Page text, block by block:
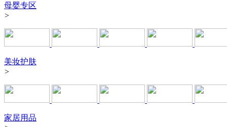
母婴专区
>
美妆护肤
>
家居用品